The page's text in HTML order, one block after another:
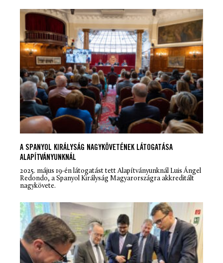
A SPANYOL KIRÁLYSÁG NAGYKÖVETÉNEK LÁTOGATÁSA
ALAPÍTVÁNYUNKNÁL
2025. május 19-én látogatást tett Alapítványunknál Luis Ángel
Redondo, a Spanyol Királyság Magyarországra akkreditált
nagykövete.